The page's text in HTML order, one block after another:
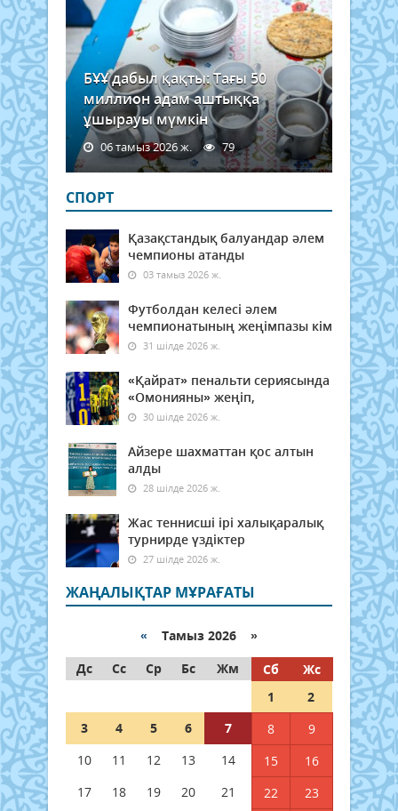
БҰҰ дабыл қақты: Тағы 50
миллион адам аштыққа
ұшырауы мүмкін
06 тамыз 2026 ж. 79
СПОРТ
Қазақстандық балуандар әлем
чемпионы атанды
03 тамыз 2026 ж.
Футболдан келесі әлем
чемпионатының жеңімпазы кім
31 шілде 2026 ж.
«Қайрат» пенальти сериясында
«Омонияны» жеңіп,
30 шілде 2026 ж.
Айзере шахматтан қос алтын
алды
28 шілде 2026 ж.
Жас теннисші ірі халықаралық
турнирде үздіктер
27 шілде 2026 ж.
ЖАҢАЛЫҚТАР МҰРАҒАТЫ
« Тамыз 2026 »
Дс
Сс Ср Бс Жм Сб
Жс
1
2
3
4 5 6 7 8
9
10
11 12 13 14 15
16
17
18 19 20 21 22 23